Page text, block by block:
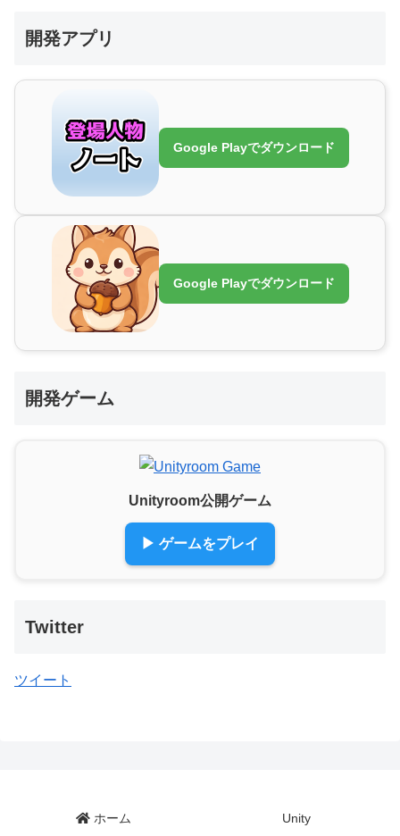
開発アプリ
Google Playでダウンロード
Google Playでダウンロード
開発ゲーム
Unityroom公開ゲーム
▶ ゲームをプレイ
Twitter
ツイート
ホーム Unity